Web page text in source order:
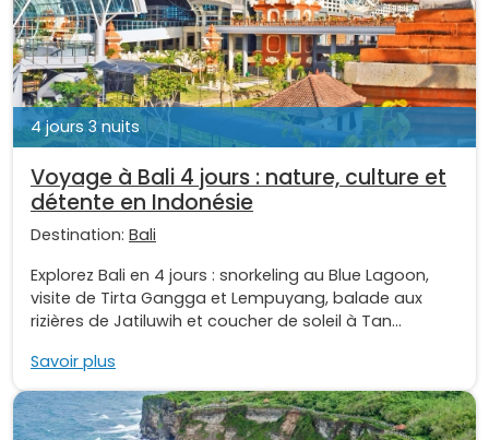
4 jours 3 nuits
Voyage à Bali 4 jours : nature, culture et
détente en Indonésie
Destination: Bali
Explorez Bali en 4 jours : snorkeling au Blue Lagoon,
visite de Tirta Gangga et Lempuyang, balade aux
rizières de Jatiluwih et coucher de soleil à Tan...
Savoir plus